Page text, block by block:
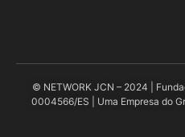
© NETWORK JCN – 2024 |
0004566/ES | Uma Empresa do